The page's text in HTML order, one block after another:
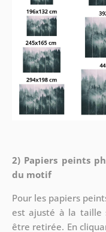
2) Papiers peints
du motif
Pour les papiers
est ajusté à la taille
être retirée. En